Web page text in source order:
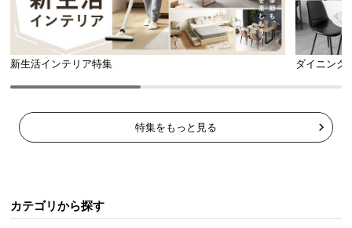
ギッシリすのこで凸凹を解消
28枚のすのこ板を贅沢に使用することで、板の隙間
新生活インテリア特集 ダイニング
特集をもっと見る
カテゴリから探す